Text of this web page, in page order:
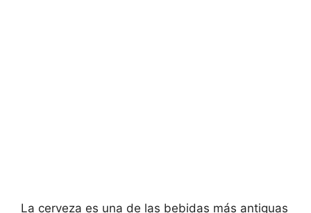
La cerveza es una de las bebidas más antiguas